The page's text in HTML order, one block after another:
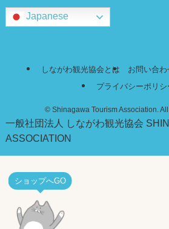
Japanese
しながわ観光協会とは お問い合わ
プライバシーポリシ
©Shinagawa Tourism Association.
一般社団法人 しながわ観光協会
ASSOCIATION
ショップへGO